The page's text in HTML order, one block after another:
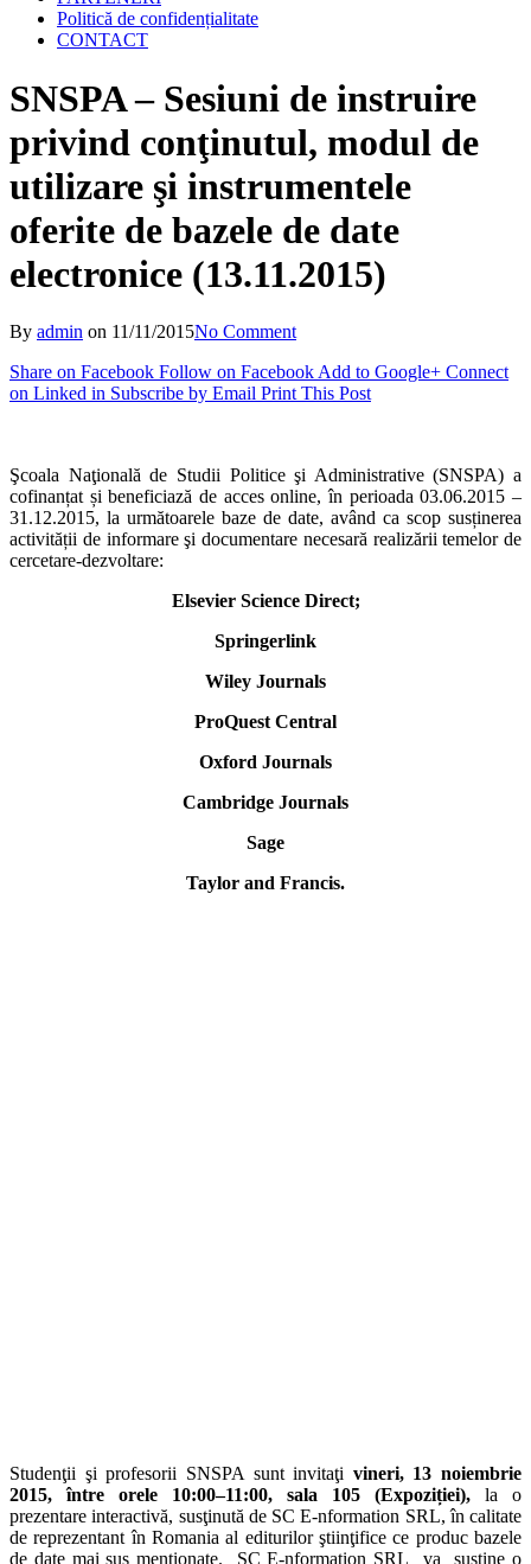
Politică de confidențialitate
CONTACT
SNSPA – Sesiuni de instruire
privind conţinutul, modul de
utilizare şi instrumentele
oferite de bazele de date
electronice (13.11.2015)
By admin on 11/11/2015No Comment
Share on Facebook Follow on Facebook Add to Google+ Connect
on Linked in Subscribe by Email Print This Post
Şcoala Naţională de Studii Politice şi Administrative (SNSPA) a
cofinanțat și beneficiază de acces online, în perioada 03.06.2015 –
31.12.2015, la următoarele baze de date, având ca scop susținerea
activității de informare şi documentare necesară realizării temelor de
cercetare-dezvoltare:
Elsevier Science Direct;
Springerlink
Wiley Journals
ProQuest Central
Oxford Journals
Cambridge Journals
Sage
Taylor and Francis.
Studenţii şi profesorii SNSPA sunt invitaţi vineri, 13 noiembrie
2015, între orele 10:00–11:00, sala 105 (Expoziției), la o
prezentare interactivă, susţinută de SC E-nformation SRL, în calitate
de reprezentant în Romania al editurilor ştiinţifice ce produc bazele
de date mai sus menționate. SC E-nformation SRL va susține o